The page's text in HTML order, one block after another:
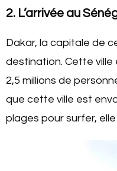
2. L’arrivée au
Dakar, la capitale de
destination. Cette ville
2,5 millions de
que cette ville est
plages pour surfer,